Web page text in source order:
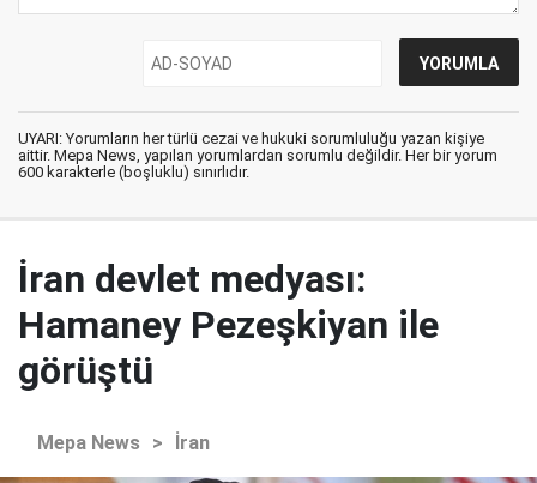
UYARI: Yorumların her türlü cezai ve hukuki sorumluluğu yazan kişiye
aittir. Mepa News, yapılan yorumlardan sorumlu değildir. Her bir yorum
600 karakterle (boşluklu) sınırlıdır.
İran devlet medyası:
Hamaney Pezeşkiyan ile
görüştü
Mepa News > İran